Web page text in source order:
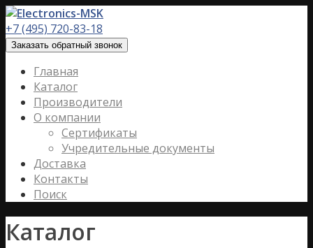
+7 (495) 720-83-18
Заказать обратный звонок
Главная
Каталог
Производители
О компании
Сертификаты
Учредительные документы
Доставка
Контакты
Поиск
Каталог